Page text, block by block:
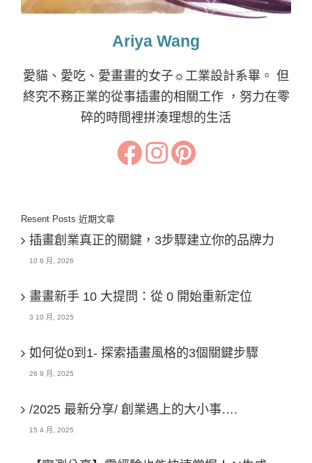
Ariya Wang
愛貓、愛吃、愛畫畫的女子☼工業設計系畢。 但
終究不務正業的從事插畫的相關工作 ，努力在零
碎的時間裡拼湊理想的生活
Resent Posts 近期文章
插畫創業真正的關鍵，3步驟建立你的品牌力
10 6 月, 2026
畫畫新手 10 大提問：從 0 開始重新定位
3 10 月, 2025
如何從0到1- 探索插畫風格的3個關鍵步驟
26 9 月, 2025
/2025 最新分享/ 創業遇上的大小事….
15 4 月, 2025